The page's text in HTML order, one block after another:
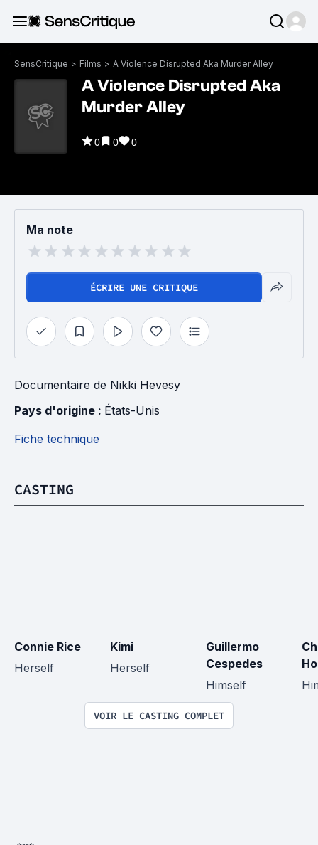
SensCritique > Films > A Violence Disrupted Aka Murder Alley
A Violence Disrupted Aka
Murder Alley
0 0 0
Ma note
ÉCRIRE UNE CRITIQUE
Documentaire de Nikki Hevesy
Pays d'origine : États-Unis
Fiche technique
CASTING
Connie Rice
Herself
Kimi
Herself
Guillermo
Cespedes
Himself
VOIR LE CASTING COMPLET